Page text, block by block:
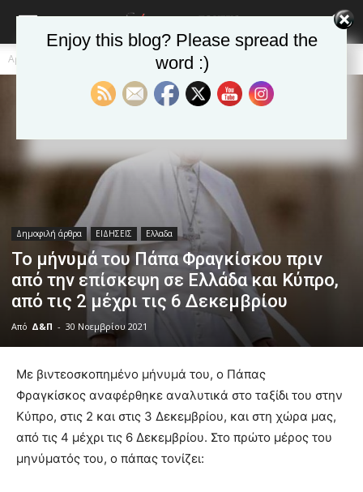
Αρχική
Δημοφιλή άρθρα ΕΙΔΗΣΕΙΣ Ελλαδα
Το μήνυμά του Πάπα Φραγκίσκου πριν
από την επίσκεψη σε Ελλάδα και Κύπρο,
από τις 2 μέχρι τις 6 Δεκεμβρίου
Από Δ&Π - 30 Νοεμβρίου 2021
lesbians
very
cam
show.desi
xxx
Με βιντεοσκοπημένο μήνυμά του, ο Πάπας
Φραγκίσκος αναφέρθηκε αναλυτικά στο ταξίδι του στην
Κύπρο, στις 2 και στις 3 Δεκεμβρίου, και στη χώρα μας,
από τις 4 μέχρι τις 6 Δεκεμβρίου. Στο πρώτο μέρος του
μηνύματός του, ο πάπας τονίζει:
Enjoy this blog? Please spread the
word :)